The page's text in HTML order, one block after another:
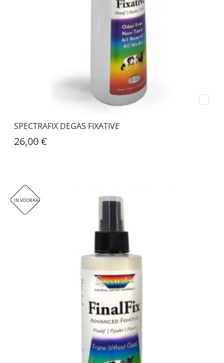
SPECTRAFIX DEGAS FIXATIVE
26,00 €
IN VOORRAAD